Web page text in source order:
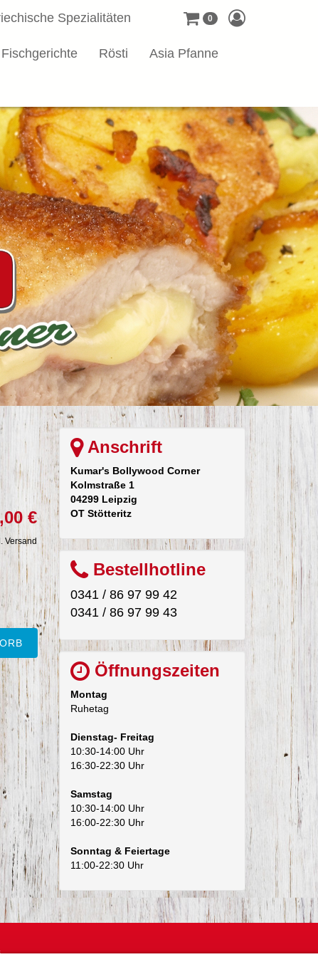
0
Spezialitäten
Fischgerichte Rösti Asia Pfanne
€
Versand
Anschrift
Kumar's Bollywood Corner
Kolmstraße 1
04299 Leipzig
OT Stötteritz
Bestellhotline
0341 / 86 97 99 42
0341 / 86 97 99 43
Öffnungszeiten
Montag
Ruhetag
Dienstag- Freitag
10:30-14:00 Uhr
16:30-22:30 Uhr
Samstag
10:30-14:00 Uhr
16:00-22:30 Uhr
Sonntag & Feiertage
11:00-22:30 Uhr